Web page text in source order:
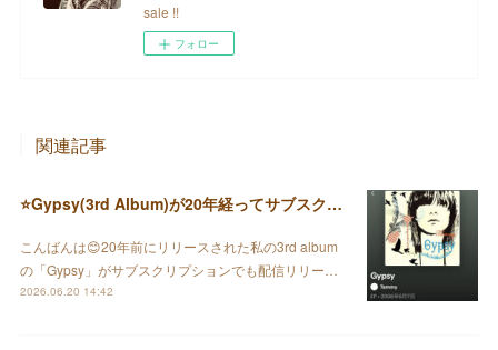
sale !!
フォロー
関連記事
⭐️Gypsy(3rd Album)が20年経ってサブスクで配信されました♪
こんばんは😊20年前にリリースされた私の3rd album
の「Gypsy」がサブスクリプションでも配信リリー…
2026.06.20 14:42